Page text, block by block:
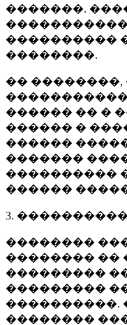
�������.
����������
��������.
��
������ �� �
������ �
������
�������
����������
������
3.
��������
�������� ��
���������
���������
����������.
��������